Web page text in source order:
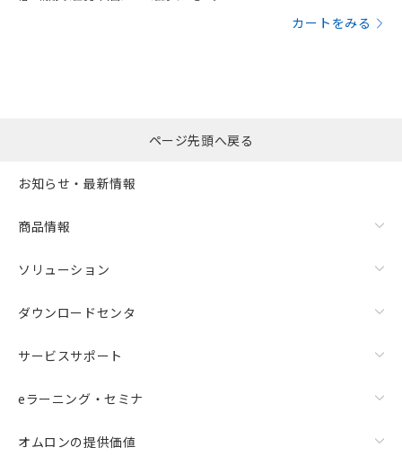
カートをみる
ページ先頭へ戻る
お知らせ・最新情報
商品情報
ソリューション
ダウンロードセンタ
サービスサポート
eラーニング・セミナ
オムロンの提供価値